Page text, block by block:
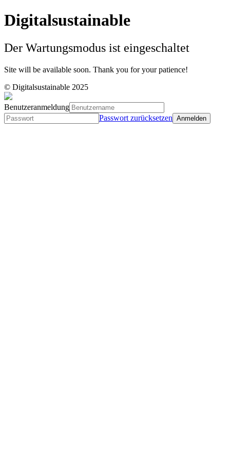
Digitalsustainable
Der Wartungsmodus ist eingeschaltet
Site will be available soon. Thank you for your patience!
© Digitalsustainable 2025
Benutzeranmeldung
Passwort zurücksetzen